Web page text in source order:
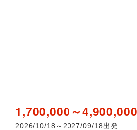
1,700,000～4,900,000
2026/10/18～2027/09/18出発